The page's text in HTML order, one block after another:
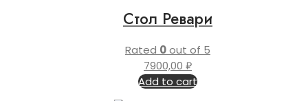
Стол Ревари
Rated 0out of 5
7900,00 ₽
Add to cart